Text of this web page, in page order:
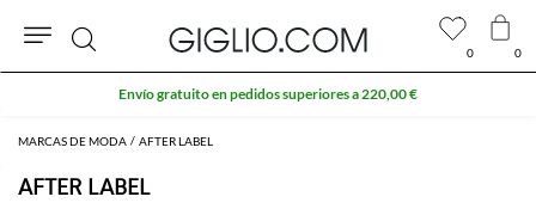
MARCAS DE MODA AFTER LABEL
AFTER LABEL
0 0
Buscar
Envío gratuito en pedidos superiores a 220,00 €